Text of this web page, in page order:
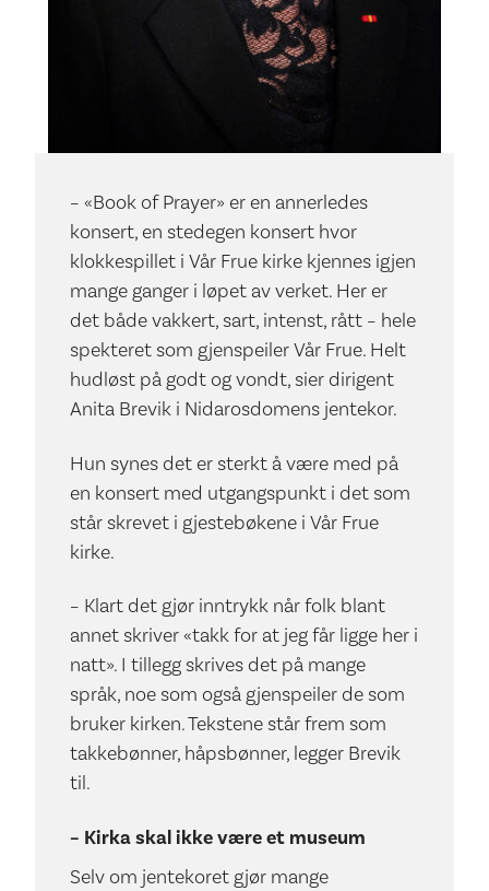
– «Book of Prayer» er en annerledes
konsert, en stedegen konsert hvor
klokkespillet i Vår Frue kirke kjennes igjen
mange ganger i løpet av verket. Her er
det både vakkert, sart, intenst, rått – hele
spekteret som gjenspeiler Vår Frue. Helt
hudløst på godt og vondt, sier dirigent
Anita Brevik i Nidarosdomens jentekor.
Hun synes det er sterkt å være med på
en konsert med utgangspunkt i det som
står skrevet i gjestebøkene i Vår Frue
kirke.
– Klart det gjør inntrykk når folk blant
annet skriver «takk for at jeg får ligge her i
natt». I tillegg skrives det på mange
språk, noe som også gjenspeiler de som
bruker kirken. Tekstene står frem som
takkebønner, håpsbønner, legger Brevik
til.
– Kirka skal ikke være et museum
Selv om jentekoret gjør mange